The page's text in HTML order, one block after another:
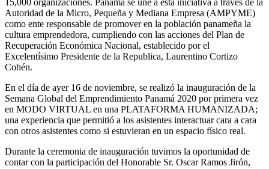
15,000 organizaciones. Panamá se une a esta iniciativa a través de la
Autoridad de la Micro, Pequeña y Mediana Empresa (AMPYME)
como ente responsable de promover en la población panameña la
cultura emprendedora, cumpliendo con las acciones del Plan de
Recuperación Económica Nacional, establecido por el
Excelentísimo Presidente de la Republica, Laurentino Cortizo
Cohén.
En el día de ayer 16 de noviembre, se realizó la inauguración de la
Semana Global del Emprendimiento Panamá 2020 por primera vez
en MODO VIRTUAL en una PLATAFORMA HUMANIZADA;
una experiencia que permitió a los asistentes interactuar cara a cara
con otros asistentes como si estuvieran en un espacio físico real.
Durante la ceremonia de inauguración tuvimos la oportunidad de
contar con la participación del Honorable Sr. Oscar Ramos Jirón,